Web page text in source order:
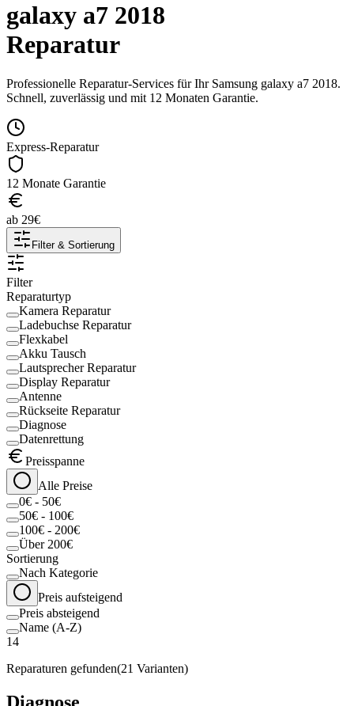
galaxy a7 2018
Reparatur
Professionelle Reparatur-Services für Ihr Samsung galaxy a7 2018.
Schnell, zuverlässig und mit 12 Monaten Garantie.
Express-Reparatur
12 Monate Garantie
ab 29€
Filter & Sortierung
Filter
Reparaturtyp
Kamera Reparatur
Ladebuchse Reparatur
Flexkabel
Akku Tausch
Lautsprecher Reparatur
Display Reparatur
Antenne
Rückseite Reparatur
Diagnose
Datenrettung
Preisspanne
Alle Preise
0€ - 50€
50€ - 100€
100€ - 200€
Über 200€
Sortierung
Nach Kategorie
Preis aufsteigend
Preis absteigend
Name (A-Z)
14
Reparaturen gefunden(21 Varianten)
Diagnose